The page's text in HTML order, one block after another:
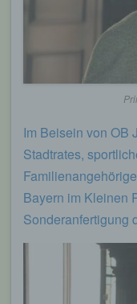
Im Beisein von OB
Stadtrates,
Bayern im Kleinen
Sonderanfertigung